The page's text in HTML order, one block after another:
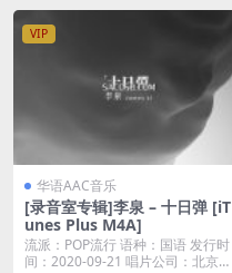
VIP
华语AAC音乐
[录音室专辑]李泉 – 十日弹 [iT
unes Plus M4A]
流派：POP流行 语种：国语 发行时
间：2020-09-21 唱片公司：北京野